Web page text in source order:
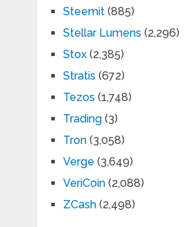
Steemit(885)
Stellar Lumens (2,296)
Stox(2,385)
Stratis (672)
Tezos (1,748)
Trading(3)
Tron(3,058)
Verge (3,649)
VeriCoin(2,088)
ZCash(2,498)